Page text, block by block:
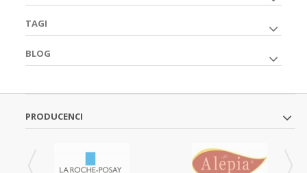
TAGI
BLOG
PRODUCENCI